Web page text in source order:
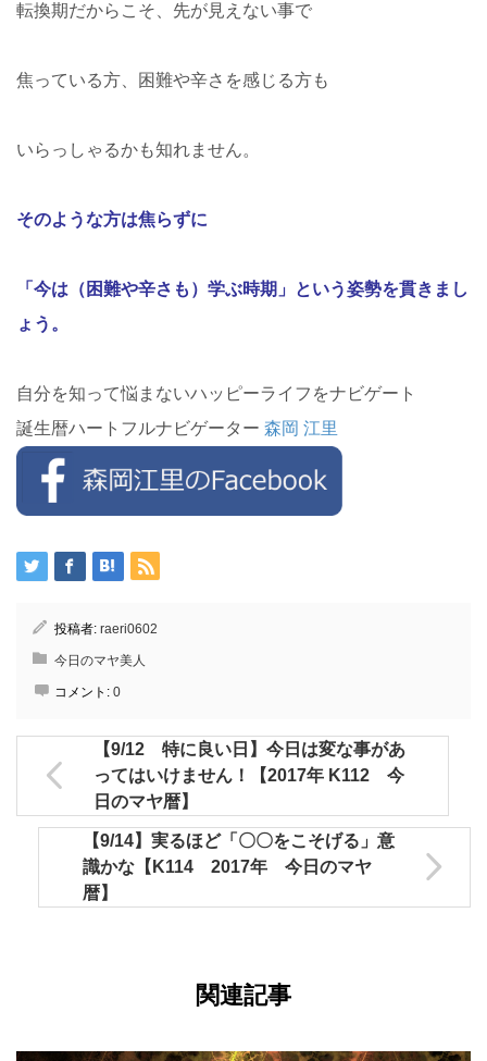
転換期だからこそ、先が見えない事で
焦っている方、困難や辛さを感じる方も
いらっしゃるかも知れません。
そのような方は焦らずに
「今は（困難や辛さも）学ぶ時期」という姿勢を貫きまし
ょう。
自分を知って悩まないハッピーライフをナビゲート
誕生暦ハートフルナビゲーター 森岡 江里
投稿者: raeri0602
今日のマヤ美人
コメント: 0
【9/12 特に良い日】今日は変な事があ
ってはいけません！【2017年 K112 今
日のマヤ暦】
【9/14】実るほど「〇〇をこそげる」意
識かな【K114 2017年 今日のマヤ
暦】
関連記事